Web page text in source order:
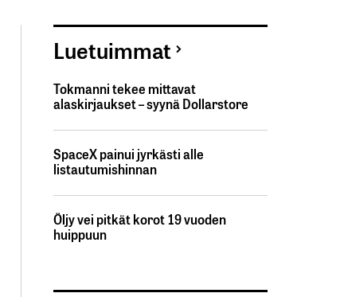
Luetuimmat
Tokmanni tekee mittavat
alaskirjaukset – syynä Dollarstore
SpaceX painui jyrkästi alle
listautumishinnan
Öljy vei pitkät korot 19 vuoden
huippuun